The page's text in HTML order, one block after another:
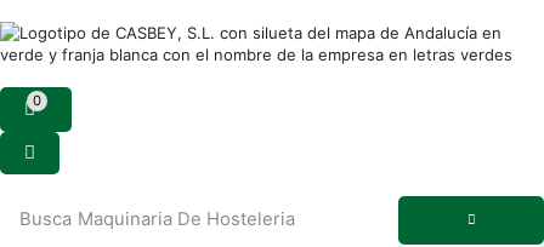
0
Busca Maquinaria De Hosteleria